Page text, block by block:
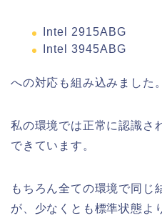
Intel 2915ABG
Intel 3945ABG
への対応も組み込みました。
私の環境では正常に認識さ
できています。
もちろん全ての環境で同じ
が、少なくとも標準状態よ